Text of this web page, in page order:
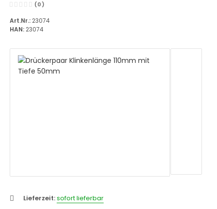
(0)
Art.Nr.: 23074
HAN: 23074
Lieferzeit:sofort lieferbar